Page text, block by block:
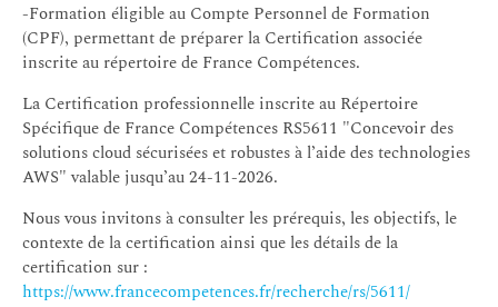
-Formation éligible au Compte Personnel de Formation
(CPF), permettant de préparer la Certification associée
inscrite au répertoire de France Compétences.
La Certification professionnelle inscrite au Répertoire
Spécifique de France Compétences RS5611 "Concevoir des
solutions cloud sécurisées et robustes à l’aide des technologies
AWS" valable jusqu’au 24-11-2026.
Nous vous invitons à consulter les prérequis, les objectifs, le
contexte de la certification ainsi que les détails de la
certification sur :
https://www.francecompetences.fr/recherche/rs/5611/